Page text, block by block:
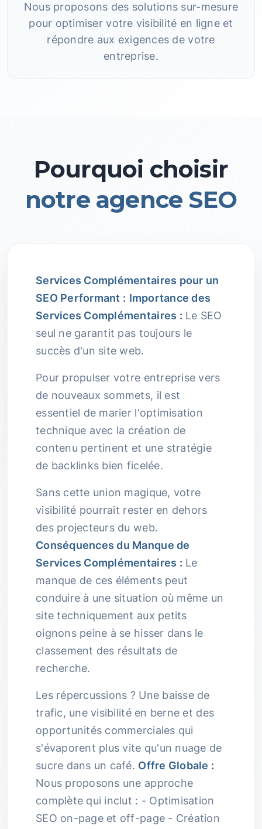
Nous proposons des solutions sur-mesure
pour optimiser votre visibilité en ligne et
répondre aux exigences de votre
entreprise.
Pourquoi choisir
notre agence SEO
Services Complémentaires pour un
SEO Performant : Importance des
Services Complémentaires : Le SEO
seul ne garantit pas toujours le
succès d'un site web.
Pour propulser votre entreprise vers
de nouveaux sommets, il est
essentiel de marier l'optimisation
technique avec la création de
contenu pertinent et une stratégie
de backlinks bien ficelée.
Sans cette union magique, votre
visibilité pourrait rester en dehors
des projecteurs du web.
Conséquences du Manque de
Services Complémentaires : Le
manque de ces éléments peut
conduire à une situation où même un
site techniquement aux petits
oignons peine à se hisser dans le
classement des résultats de
recherche.
Les répercussions ? Une baisse de
trafic, une visibilité en berne et des
opportunités commerciales qui
s'évaporent plus vite qu'un nuage de
sucre dans un café. Offre Globale :
Nous proposons une approche
complète qui inclut : - Optimisation
SEO on-page et off-page - Création